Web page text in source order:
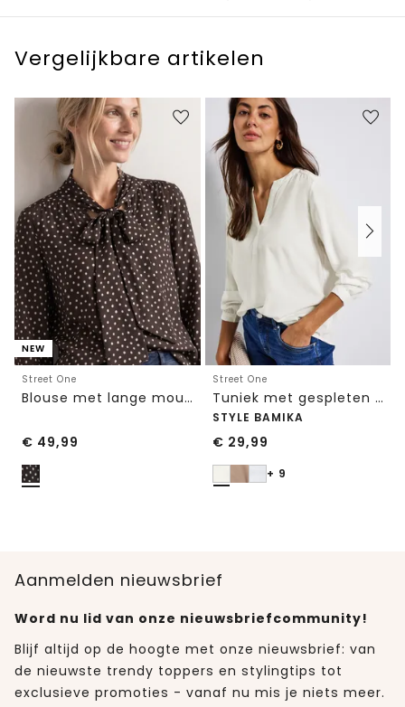
Vergelijkbare artikelen
NEW
Street One
Blouse met lange mouwen en strikdetail
€ 49,99
Street One
Tuniek met gespleten hals
STYLE BAMIKA
€ 29,99
+ 9
Aanmelden nieuwsbrief
Word nu lid van onze nieuwsbriefcommunity!
Blijf altijd op de hoogte met onze nieuwsbrief: van
de nieuwste trendy toppers en stylingtips tot
exclusieve promoties - vanaf nu mis je niets meer.